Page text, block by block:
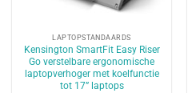
LAPTOPSTANDAARDS
Kensington SmartFit Easy Riser
Go verstelbare ergonomische
laptopverhoger met koelfunctie
tot 17” laptops